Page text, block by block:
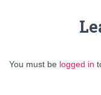
You must be logged in